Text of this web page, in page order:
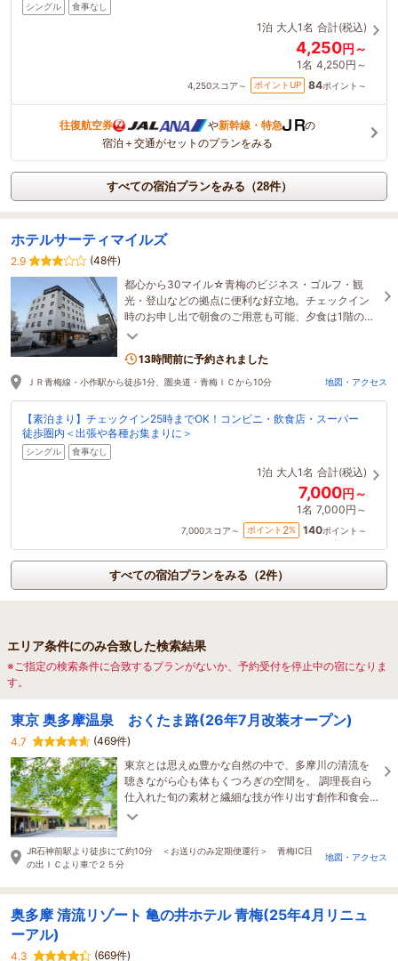
シングル 食事なし
1泊 大人1名 合計(税込)
4,250円～
1名 4,250円～
4,250スコア～ ポイントUP 84ポイント～
往復航空券 や新幹線・特急
の
宿泊＋交通がセットのプランをみる
すべての宿泊プランをみる（28件）
ホテルサーティマイルズ
2.9
(48件)
都心から30マイル☆青梅のビジネス・ゴルフ・観
光・登山などの拠点に便利な好立地。チェックイン
時のお申し出で朝食のご用意も可能、夕食は1階の居
酒屋をご利用頂けます♪コンビニ徒歩1分、長期滞在
13時間前に予約されました
ＪＲ青梅線・小作駅から徒歩1分、圏央道・青梅ＩＣから10分 地図・アクセス
【素泊まり】チェックイン25時までOK！コンビニ・飲食店・スーパー
徒歩圏内＜出張や各種お集まりに＞
シングル 食事なし
1泊 大人1名 合計(税込)
7,000円～
1名 7,000円～
7,000スコア～ ポイント 2% 140ポイント～
すべての宿泊プランをみる（2件）
エリア条件にのみ合致した検索結果
※ご指定の検索条件に合致するプランがないか、予約受付を停止中の宿になりま
す。
東京 奥多摩温泉 おくたま路(26年7月改装オープン)
4.7
(469件)
東京とは思えぬ豊かな自然の中で、多摩川の清流を
聴きながら心も体もくつろぎの空間を。 調理長自ら
仕入れた旬の素材と繊細な技が作り出す創作和食会
席料理をご堪能ください！
JR石神前駅より徒歩にて約10分 ＜お送りのみ定期便運行＞ 青梅IC日
の出ＩＣより車で２５分
地図・アクセス
奥多摩 清流リゾート 亀の井ホテル 青梅(25年4月リニュ
ーアル)
4.3 (669件)